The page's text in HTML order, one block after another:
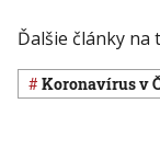
Ďalšie články na
koronavírus v